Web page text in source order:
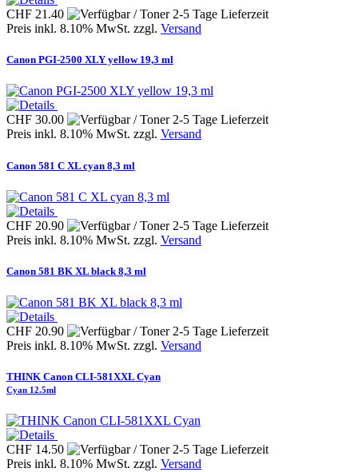
CHF 21.40
Preis inkl. 8.10% MwSt. zzgl. Versand
Canon PGI-2500 XLY yellow 19,3 ml
CHF 30.00
Preis inkl. 8.10% MwSt. zzgl. Versand
Canon 581 C XL cyan 8,3 ml
CHF 20.90
Preis inkl. 8.10% MwSt. zzgl. Versand
Canon 581 BK XL black 8,3 ml
CHF 20.90
Preis inkl. 8.10% MwSt. zzgl. Versand
THINK Canon CLI-581XXL Cyan
Cyan 12.5ml
CHF 14.50
Preis inkl. 8.10% MwSt. zzgl. Versand